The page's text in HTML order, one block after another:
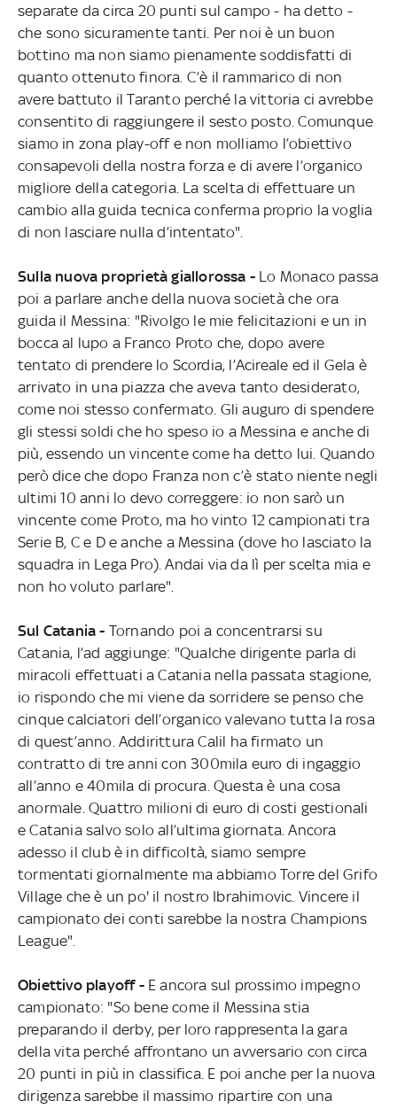
separate da circa 20 punti sul campo - ha detto -
che sono sicuramente tanti. Per noi è un buon
bottino ma non siamo pienamente soddisfatti di
quanto ottenuto finora. C’è il rammarico di non
avere battuto il Taranto perché la vittoria ci avrebbe
consentito di raggiungere il sesto posto. Comunque
siamo in zona play-off e non molliamo l’obiettivo
consapevoli della nostra forza e di avere l’organico
migliore della categoria. La scelta di effettuare un
cambio alla guida tecnica conferma proprio la voglia
di non lasciare nulla d’intentato".
Sulla nuova proprietà giallorossa - Lo Monaco passa
poi a parlare anche della nuova società che ora
guida il Messina: "Rivolgo le mie felicitazioni e un in
bocca al lupo a Franco Proto che, dopo avere
tentato di prendere lo Scordia, l’Acireale ed il Gela è
arrivato in una piazza che aveva tanto desiderato,
come noi stesso confermato. Gli auguro di spendere
gli stessi soldi che ho speso io a Messina e anche di
più, essendo un vincente come ha detto lui. Quando
però dice che dopo Franza non c’è stato niente negli
ultimi 10 anni lo devo correggere: io non sarò un
vincente come Proto, ma ho vinto 12 campionati tra
Serie B, C e D e anche a Messina (dove ho lasciato la
squadra in Lega Pro). Andai via da lì per scelta mia e
non ho voluto parlare".
Sul Catania - Tornando poi a concentrarsi su
Catania, l’ad aggiunge: "Qualche dirigente parla di
miracoli effettuati a Catania nella passata stagione,
io rispondo che mi viene da sorridere se penso che
cinque calciatori dell’organico valevano tutta la rosa
di quest’anno. Addirittura Calil ha firmato un
contratto di tre anni con 300mila euro di ingaggio
all’anno e 40mila di procura. Questa è una cosa
anormale. Quattro milioni di euro di costi gestionali
e Catania salvo solo all’ultima giornata. Ancora
adesso il club è in difficoltà, siamo sempre
tormentati giornalmente ma abbiamo Torre del Grifo
Village che è un po' il nostro Ibrahimovic. Vincere il
campionato dei conti sarebbe la nostra Champions
League".
Obiettivo playoff - E ancora sul prossimo impegno
campionato: "So bene come il Messina stia
preparando il derby, per loro rappresenta la gara
della vita perché affrontano un avversario con circa
20 punti in più in classifica. E poi anche per la nuova
dirigenza sarebbe il massimo ripartire con una